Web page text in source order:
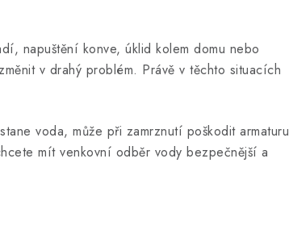
napuštění konve, úklid kolem domu nebo
v drahý problém. Právě v těchto situacích
voda, může při zamrznutí poškodit armaturu
mít venkovní odběr vody bezpečnější a